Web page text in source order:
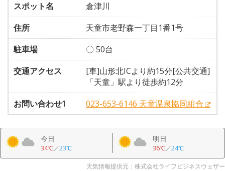
スポット名
倉津川
住所
天童市老野森一丁目1番1号
駐車場
〇 50台
交通アクセス
[車]山形北ICより約15分[公共交通]
「天童」駅より徒歩約12分
お問い合わせ1
023-653-6146 天童温泉協同組合
今日
34℃／23℃
明日
36℃／24℃
天気情報提供元：株式会社ライフビジネスウェザー